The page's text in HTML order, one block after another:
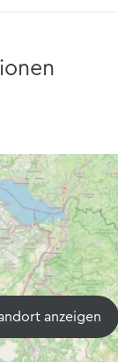
anzeigen